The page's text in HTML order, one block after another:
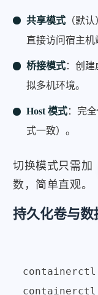
共享模式 （默
直接访问宿主机
桥接模式：创
拟多机环境。
Host 模式：完
式一致）。
切换模式只需加
数，简单直观。
持久化卷与数
containerctl